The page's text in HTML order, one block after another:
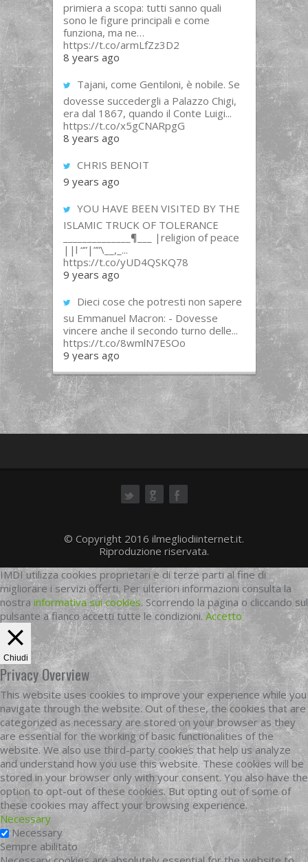
primiera a scopa: tutti sanno quali
sono le figure principali e come
funziona, ma ne…
https://t.co/armLfZz3D2
8 years ago
Tajani, come Gentiloni, è nobile. Se
dovesse succedergli a Palazzo Chigi,
era dal 1867, quando il Conte Luigi...
https://t.co/x5gCNARpgG
8 years ago
CHRIS BENOIT
9 years ago
YOU HAVE BEEN VISITED BY THE
ISLAMIC TRUCK OF TOLERANCE
______________¶___ |religion of peace
||l “”|””\__,_...
https://t.co/yUD4QSKQ78
9 years ago
Dieci cose che potresti non sapere
su Emmanuel Macron: - Dovesse
vincere anche il secondo turno delle...
https://t.co/8wmlN7ESOo
9 years ago
© Copyright 2016 ilmegliodiinternet.it.
Riproduzione riservata.
IMDI utilizza cookies proprietari e di terze parti al fine di
migliorare i servizi offerti. Per ulteriori informazioni consulta la
nostra informativa sui cookies. Scorrendo la pagina o cliccando sul
pulsante a fianco accetti tutte le condizioni.Accetto
Chiudi
Privacy Overview
This website uses cookies to improve your experience while you
navigate through the website. Out of these, the cookies that are
categorized as necessary are stored on your browser as they
are essential for the working of basic functionalities of the
website. We also use third-party cookies that help us analyze
and understand how you use this website. These cookies will be
stored in your browser only with your consent. You also have the
option to opt-out of these cookies. But opting out of some of
these cookies may affect your browsing experience.
Necessary
Necessary
Sempre abilitato